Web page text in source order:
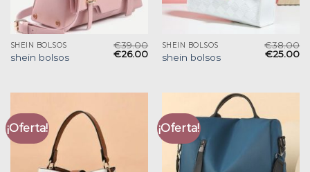
SHEIN BOLSOS
shein bolsos
€39.00
€26.00
SHEIN BOLSOS
shein bolsos
€38.00
€25.00
¡Oferta! ¡Oferta!